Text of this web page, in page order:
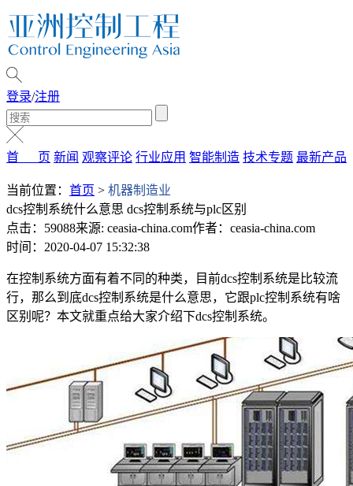
登录/注册
首 页 新闻 观察评论 行业应用 智能制造 技术专题 最新产品
当前位置： 首页 > 机器制造业
dcs控制系统什么意思 dcs控制系统与plc区别
点击：59088来源: ceasia-china.com作者：ceasia-china.com
时间：2020-04-07 15:32:38
在控制系统方面有着不同的种类，目前dcs控制系统是比较流
行，那么到底dcs控制系统是什么意思，它跟plc控制系统有啥
区别呢？本文就重点给大家介绍下dcs控制系统。